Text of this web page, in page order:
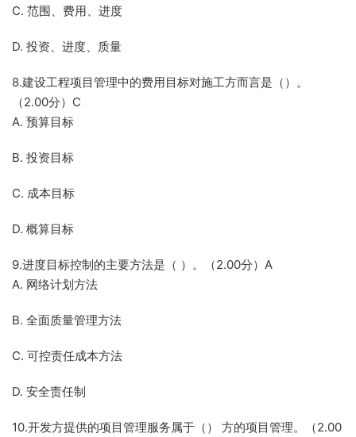
C. 范围、费用、进度
D. 投资、进度、质量
8.建设工程项目管理中的费用目标对施工方而言是（）。
（2.00分）C
A. 预算目标
B. 投资目标
C. 成本目标
D. 概算目标
9.进度目标控制的主要方法是（ ）。（2.00分）A
A. 网络计划方法
B. 全面质量管理方法
C. 可控责任成本方法
D. 安全责任制
10.开发方提供的项目管理服务属于（） 方的项目管理。（2.00